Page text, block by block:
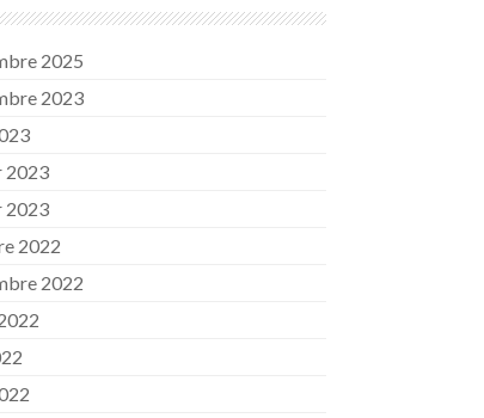
2025
2023
2023
2023
2022
2022